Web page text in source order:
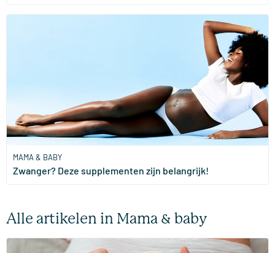
MAMA & BABY
Zwanger? Deze supplementen zijn belangrijk!
Alle artikelen in Mama & baby